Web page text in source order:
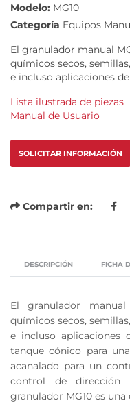
Modelo: MG10
Categoría Equipos
El granulador manual
químicos secos,
e incluso aplicaciones
Lista ilustrada de piezas
Manual de Usuario
SOLICITAR INFORMACIÓN
Compartir en:
DESCRIPCIÓN FICHA
El granulador
químicos secos,
e incluso aplicaciones
tanque cónico para
acanalado para un
control de dirección
granulador MG10 es